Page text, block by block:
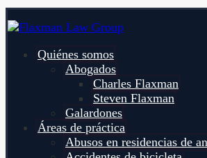
Quiénes somos
Abogados
Charles Flaxman
Steven Flaxman
Galardones
Áreas de práctica
Abusos en residencias de